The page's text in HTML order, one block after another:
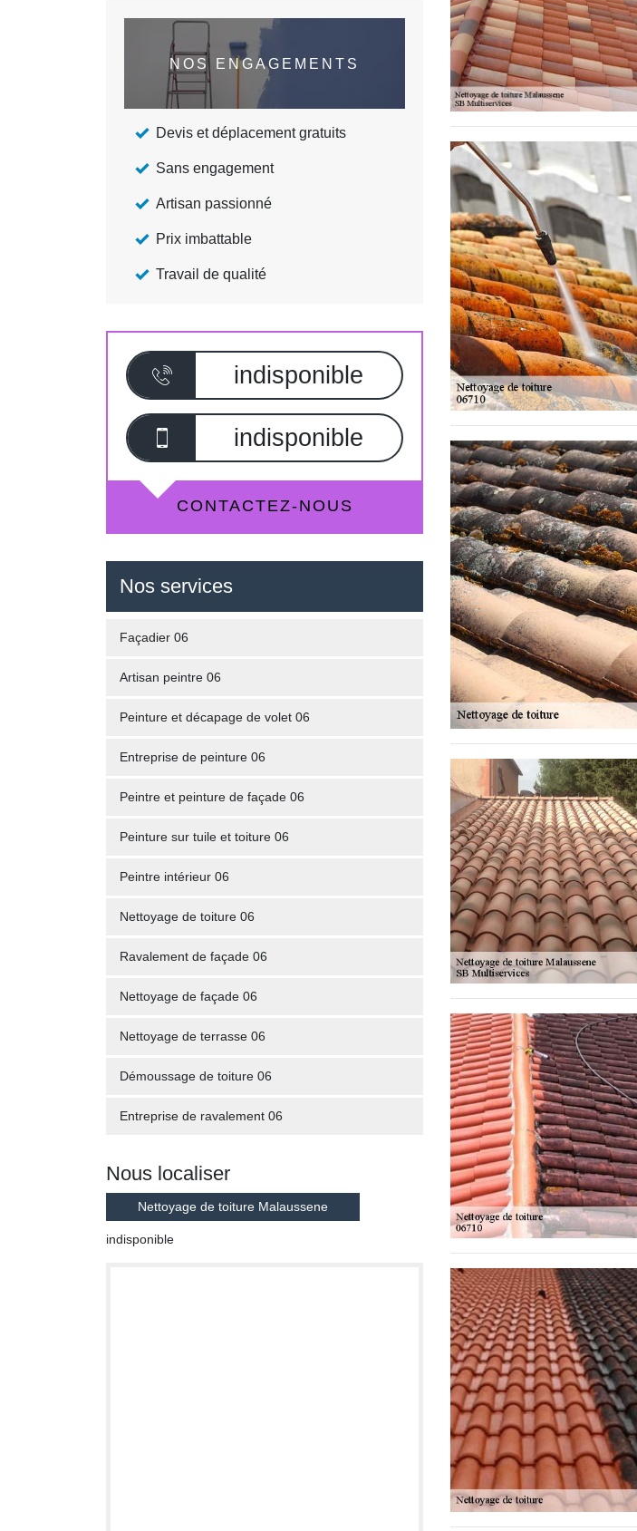
NOS ENGAGEMENTS
Devis et déplacement gratuits
Sans engagement
Artisan passionné
Prix imbattable
Travail de qualité
indisponible
indisponible
CONTACTEZ-NOUS
Nos services
Façadier 06
Artisan peintre 06
Peinture et décapage de volet 06
Entreprise de peinture 06
Peintre et peinture de façade 06
Peinture sur tuile et toiture 06
Peintre intérieur 06
Nettoyage de toiture 06
Ravalement de façade 06
Nettoyage de façade 06
Nettoyage de terrasse 06
Démoussage de toiture 06
Entreprise de ravalement 06
Nous localiser
Nettoyage de toiture Malaussene
indisponible